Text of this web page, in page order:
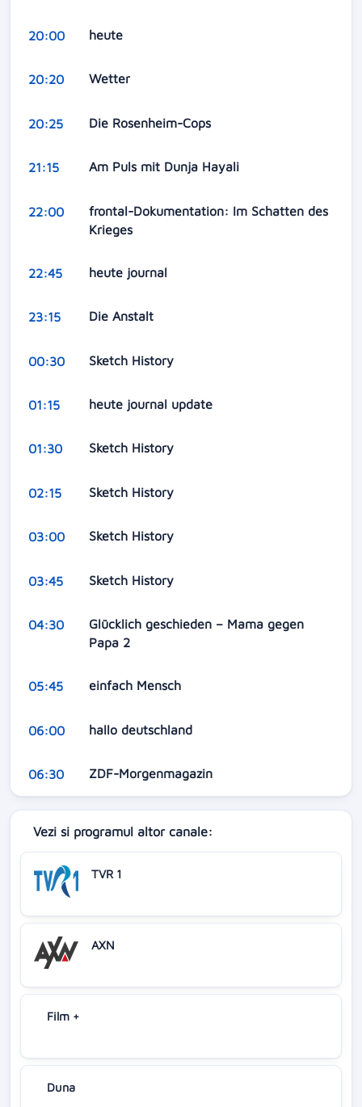
20:00 heute
20:20 Wetter
20:25 Die Rosenheim-Cops
21:15 Am Puls mit Dunja Hayali
22:00
frontal-Dokumentation: Im Schatten des
Krieges
22:45 heute journal
23:15 Die Anstalt
00:30 Sketch History
01:15 heute journal update
01:30 Sketch History
02:15 Sketch History
03:00 Sketch History
03:45 Sketch History
04:30
Glücklich geschieden – Mama gegen
Papa 2
05:45 einfach Mensch
06:00 hallo deutschland
06:30 ZDF-Morgenmagazin
Vezi si programul altor canale:
TVR 1
AXN
Film +
Duna